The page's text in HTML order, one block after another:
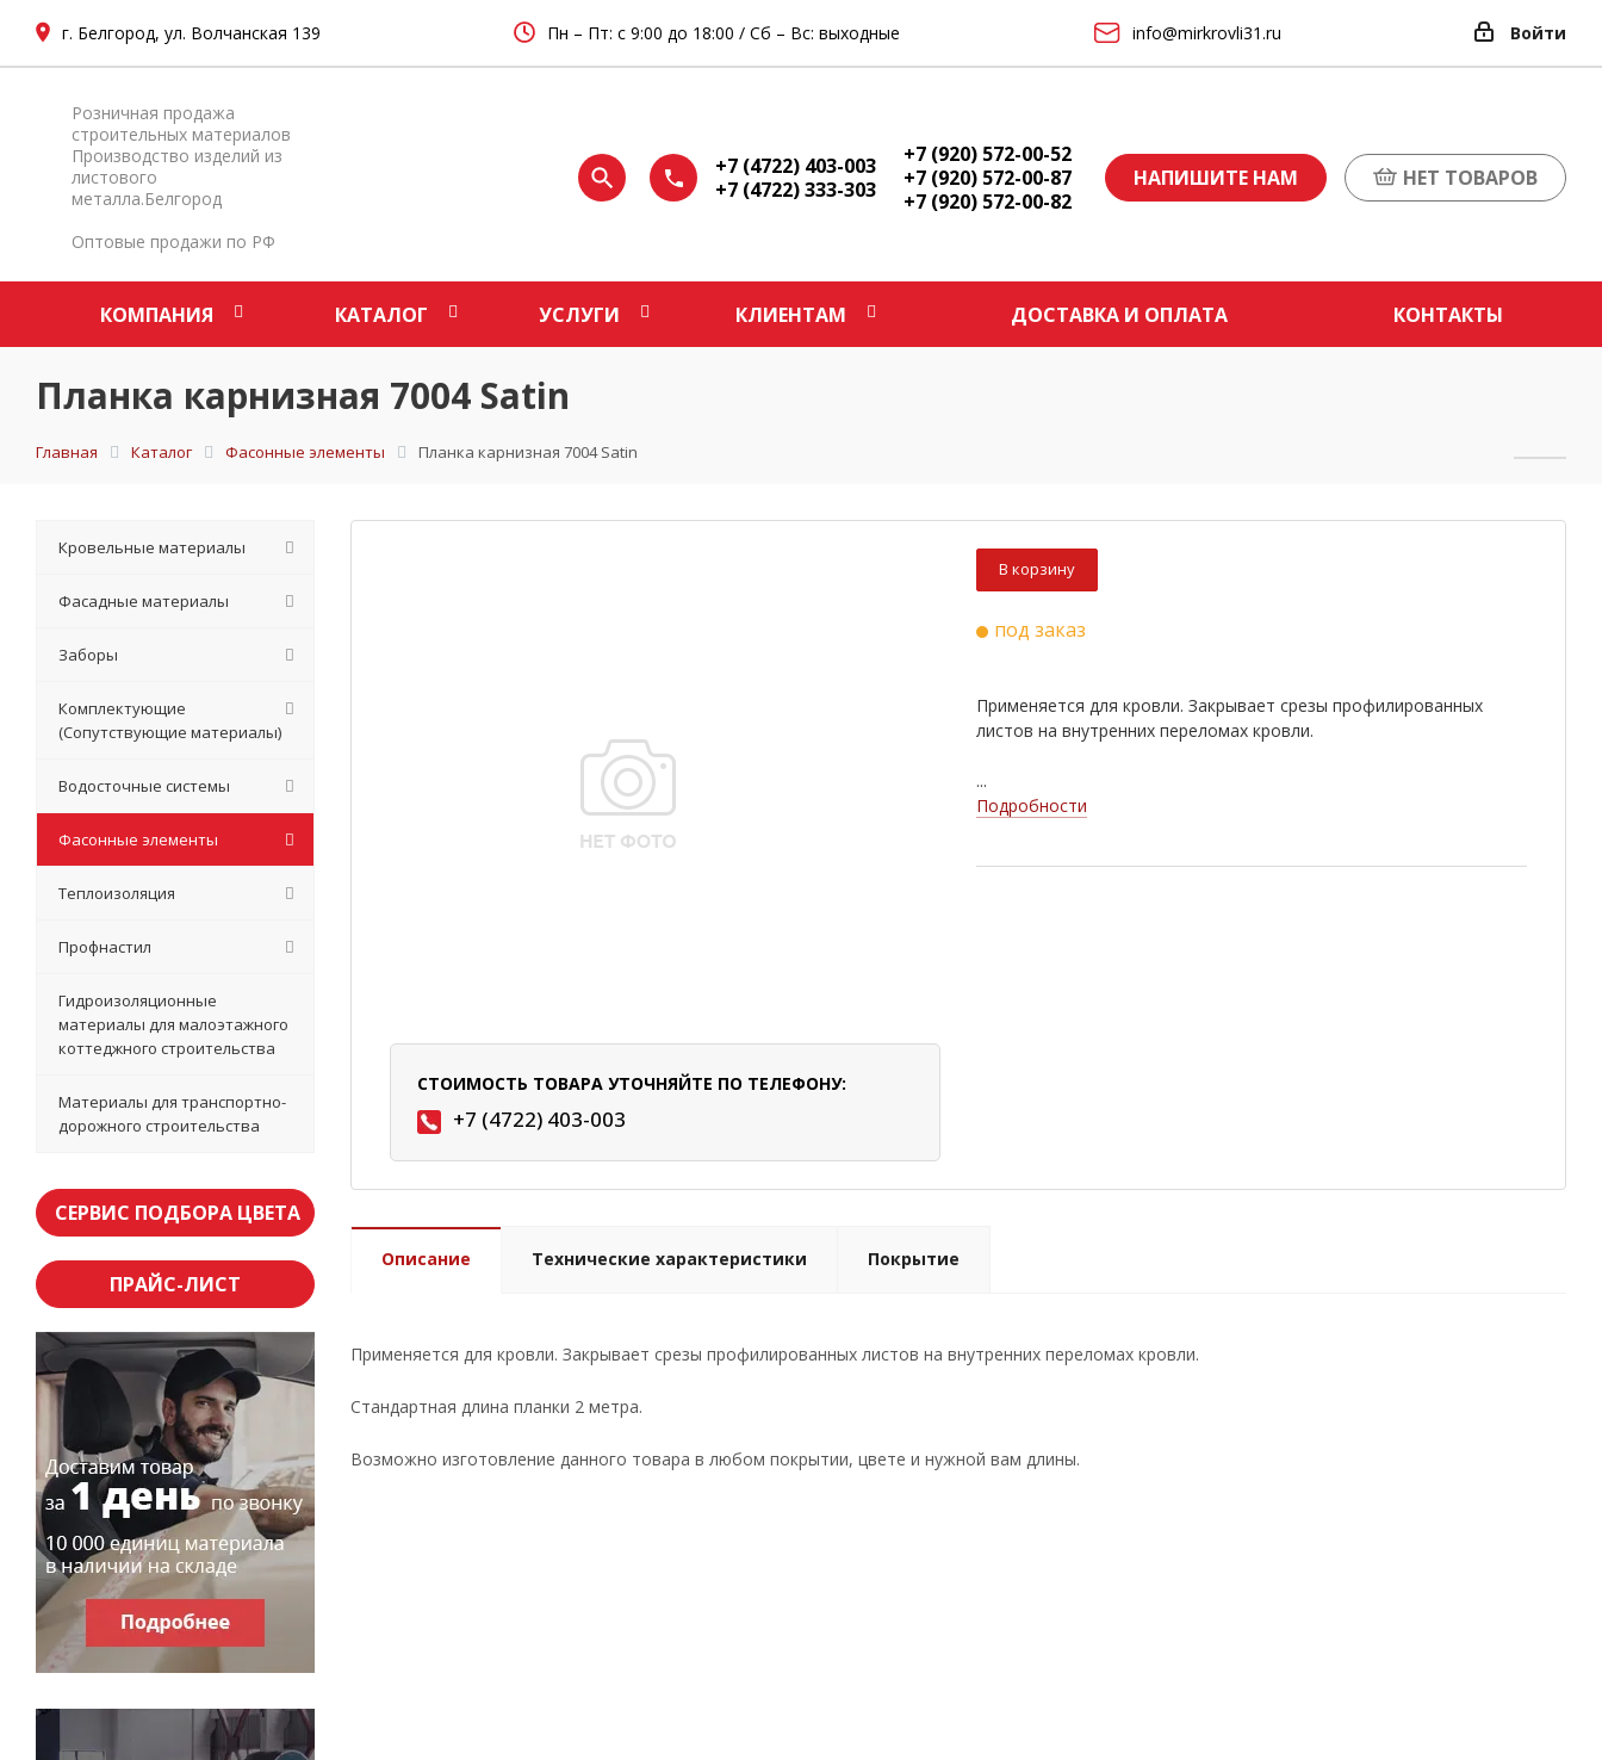
г. Белгород, ул. Волчанская 139 Пн – Пт: с 9:00 до 18:00 / Сб – Вс: выходные info@mirkrovli31.ru Войти
Розничная продажа
строительных материалов
Производство изделий из
листового
металла.Белгород
Оптовые продажи по РФ
+7 (4722) 403-003
+7 (4722) 333-303
+7 (920) 572-00-52
+7 (920) 572-00-87
+7 (920) 572-00-82
НАПИШИТЕ НАМ НЕТ ТОВАРОВ
КОМПАНИЯ КАТАЛОГ УСЛУГИ КЛИЕНТАМ ДОСТАВКА И ОПЛАТА КОНТАКТЫ
Планка карнизная 7004 Satin
Главная Каталог Фасонные элементы Планка карнизная 7004 Satin
СТОИМОСТЬ ТОВАРА УТОЧНЯЙТЕ ПО ТЕЛЕФОНУ:
+7 (4722) 403-003
В корзину
под заказ
Применяется для кровли. Закрывает срезы профилированных
листов на внутренних переломах кровли.
...
Подробности
Описание Технические характеристики Покрытие
Применяется для кровли. Закрывает срезы профилированных листов на внутренних переломах кровли.
Стандартная длина планки 2 метра.
Возможно изготовление данного товара в любом покрытии, цвете и нужной вам длины.
Кровельные материалы
Фасадные материалы
Заборы
Комплектующие
(Сопутствующие материалы)
Водосточные системы
Фасонные элементы
Теплоизоляция
Профнастил
Гидроизоляционные
материалы для малоэтажного
коттеджного строительства
Материалы для транспортно-
дорожного строительства
СЕРВИС ПОДБОРА ЦВЕТА
ПРАЙС-ЛИСТ